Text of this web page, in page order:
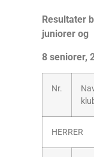
Resultater
juniorer og
8 seniorer,
Nr.
HERRER